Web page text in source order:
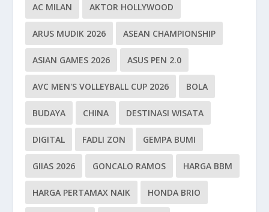
AC MILAN AKTOR HOLLYWOOD
ARUS MUDIK 2026 ASEAN CHAMPIONSHIP
ASIAN GAMES 2026 ASUS PEN 2.0
AVC MEN'S VOLLEYBALL CUP 2026 BOLA
BUDAYA CHINA DESTINASI WISATA
DIGITAL FADLI ZON GEMPA BUMI
GIIAS 2026 GONCALO RAMOS HARGA BBM
HARGA PERTAMAX NAIK HONDA BRIO